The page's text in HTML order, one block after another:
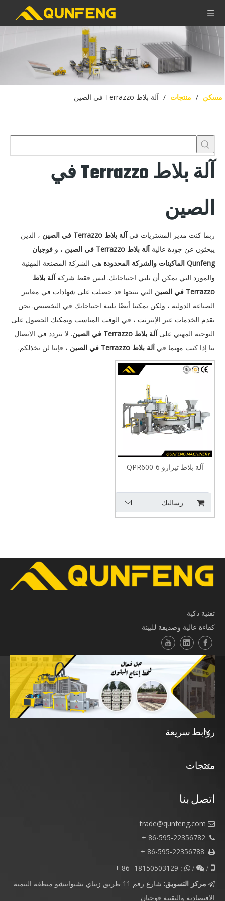
مسكن / منتجات / آلة بلاط Terrazzo في الصين
آلة بلاط Terrazzo في
الصين
ربما كنت مدير المشتريات فيآلة بلاط Terrazzo في الصين
، الذين
يبحثون عن جودة عاليةآلة بلاط Terrazzo في الصين ، و فوجيان
Qunfeng الماكينات والشركة المحدودة
هي الشركة المصنعة المهنية
والمورد التي يمكن أن تلبي احتياجاتك. ليس فقط شركةآلة بلاط
Terrazzo في الصين
التي ننتجها قد حصلت على شهادات في معايير
الصناعة الدولية ، ولكن يمكننا أيضًا تلبية احتياجاتك في التخصيص. نحن
نقدم الخدمات عبر الإنترنت ، في الوقت المناسب ويمكنك الحصول على
التوجيه المهني علىآلة بلاط Terrazzo في الصين
. لا تتردد في الاتصال
بنا إذا كنت مهتما فيآلة بلاط Terrazzo في الصين ، فإننا لن نخذلكم.
آلة بلاط تيرازو QPR600-6
رسالتك
تقنية ذكية
كفاءة عالية وصديقة للبيئة
روابط سريعة
منتجات
اتصل بنا

trade@qunfeng.com



/

/  :
18150503129- 86 +
 مركز التسويق:
شارع رقم 11 طريق زيتاي تشيوانتشو منطقة التنمية
الاقتصادية والتقنية فوجيان